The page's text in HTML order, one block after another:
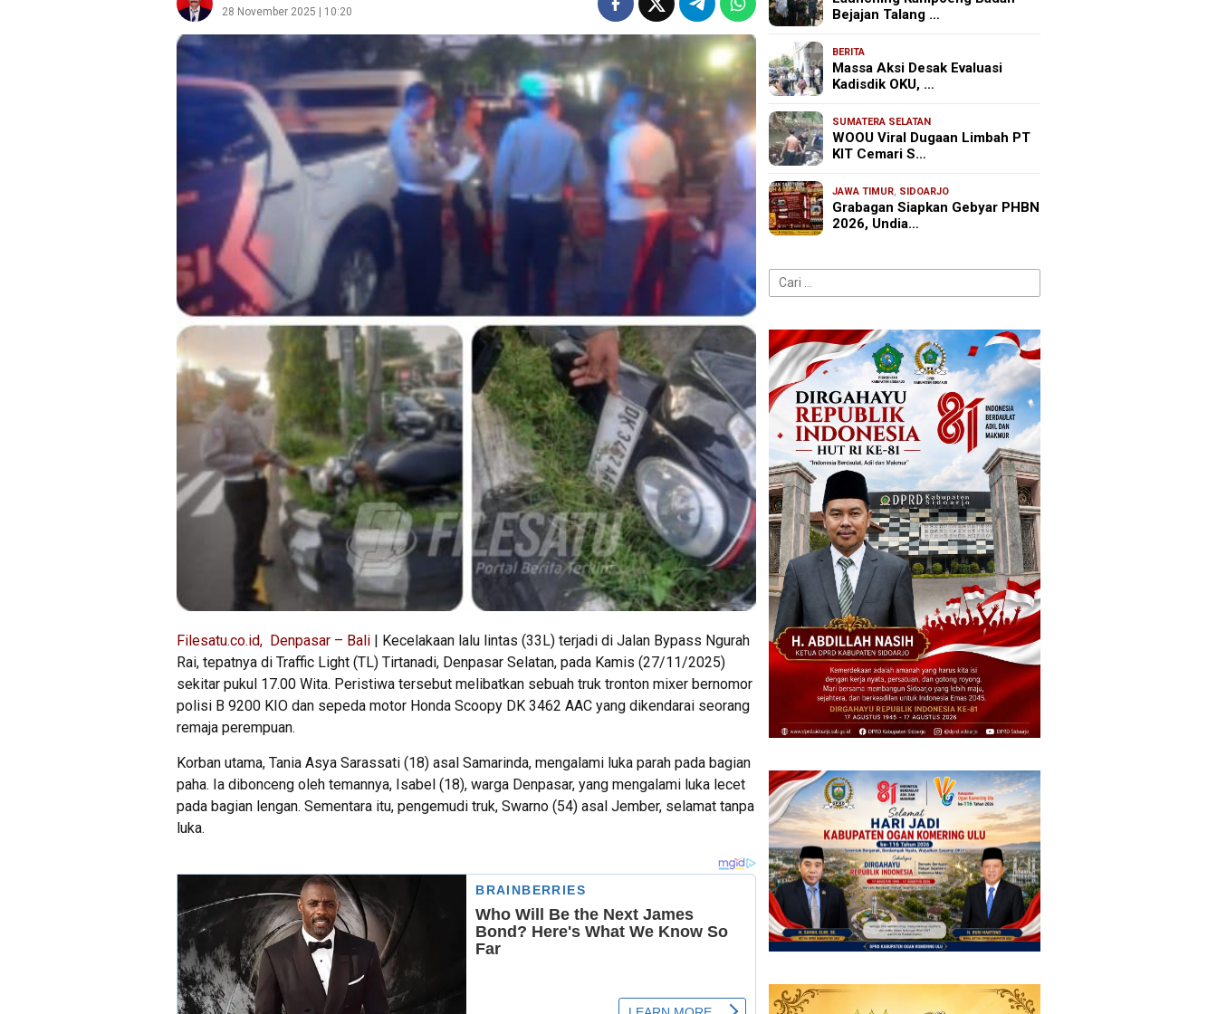
28 November 2025 | 10:20
Filesatu.co.id, Denpasar – Bali | Kecelakaan lalu lintas (33L) terjadi di Jalan Bypass Ngurah
Rai, tepatnya di Traffic Light (TL) Tirtanadi, Denpasar Selatan, pada Kamis (27/11/2025)
sekitar pukul 17.00 Wita. Peristiwa tersebut melibatkan sebuah truk tronton mixer bernomor
polisi B 9200 KIO dan sepeda motor Honda Scoopy DK 3462 AAC yang dikendarai seorang
remaja perempuan.
Korban utama, Tania Asya Sarassati (18) asal Samarinda, mengalami luka parah pada bagian
paha. Ia dibonceng oleh temannya, Isabel (18), warga Denpasar, yang mengalami luka lecet
pada bagian lengan. Sementara itu, pengemudi truk, Swarno (54) asal Jember, selamat tanpa
luka.
Bejajan Talang …
BERITA
Massa Aksi Desak Evaluasi
Kadisdik OKU, …
SUMATERA SELATAN
WOOU Viral Dugaan Limbah PT
KIT Cemari S…
JAWA TIMUR, SIDOARJO
Grabagan Siapkan Gebyar PHBN
2026, Undia…
Cari
untuk: